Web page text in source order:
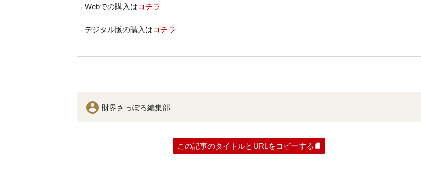
→Webでの購入はコチラ
→デジタル版の購入はコチラ
財界さっぽろ編集部
この記事のタイトルとURLをコピーする